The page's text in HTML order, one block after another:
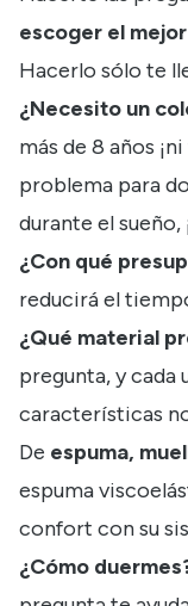
escoger el
Hacerlo sólo te
¿Necesito un
más de 8 años
problema para
durante el sueño,
¿Con qué
reducirá el
¿Qué material
pregunta, y cada
características
De espuma,
espuma
confort con su
¿Cómo